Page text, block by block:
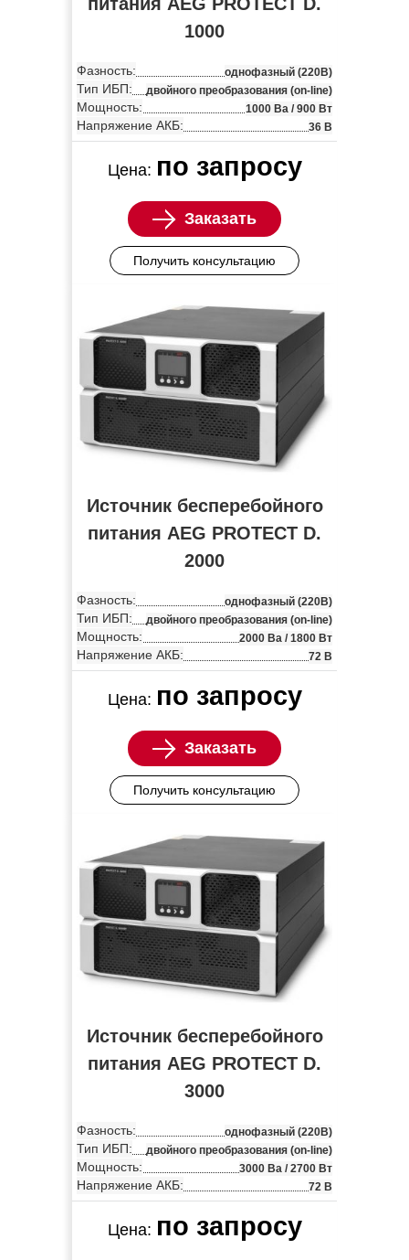
1000
Фазность: однофазный (220В)
Тип ИБП: двойного преобразования (on-line)
Мощность: 1000 Ва / 900 Вт
Напряжение АКБ: 36 В
Цена: по запросу
Заказать
Получить консультацию
Источник бесперебойного
питания AEG PROTECT D.
2000
Фазность: однофазный (220В)
Тип ИБП: двойного преобразования (on-line)
Мощность: 2000 Ва / 1800 Вт
Напряжение АКБ: 72 В
Цена: по запросу
Заказать
Получить консультацию
Источник бесперебойного
питания AEG PROTECT D.
3000
Фазность: однофазный (220В)
Тип ИБП: двойного преобразования (on-line)
Мощность: 3000 Ва / 2700 Вт
Напряжение АКБ: 72 В
Цена: по запросу